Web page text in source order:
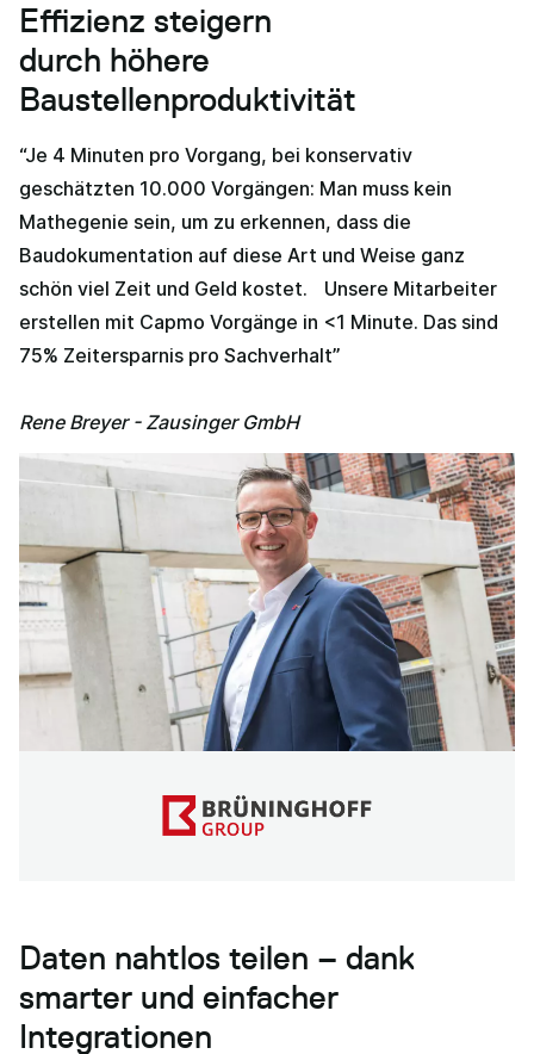
Effizienz steigern
durch höhere
Baustellenproduktivität
“Je 4 Minuten pro Vorgang, bei konservativ
geschätzten 10.000 Vorgängen: Man muss kein
Mathegenie sein, um zu erkennen, dass die
Baudokumentation auf diese Art und Weise ganz
schön viel Zeit und Geld kostet. Unsere Mitarbeiter
erstellen mit Capmo Vorgänge in <1 Minute. Das sind
75% Zeitersparnis pro Sachverhalt”
Rene Breyer - Zausinger GmbH
Daten nahtlos teilen – dank
smarter und einfacher
Integrationen